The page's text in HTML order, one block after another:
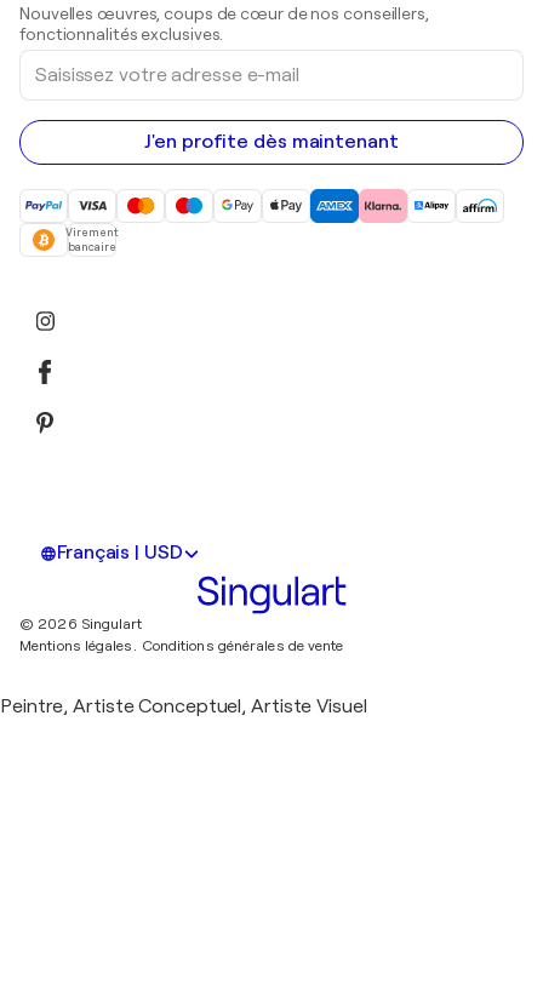
Peintures acryliques
Nouvelles œuvres, coups de cœur de nos conseillers,
fonctionnalités exclusives.
Saisissez
votre
adresse
e-
mail
J'en profite dès maintenant
Virement
bancaire
Français | USD
© 2026 Singulart
Mentions légales. Conditions générales de vente
Peintre, Artiste Conceptuel, Artiste Visuel